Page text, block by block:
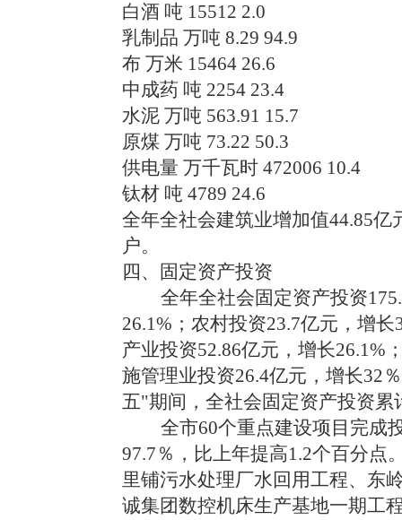
白酒 吨 15512 2.0
乳制品 万吨 8.29 94.9
布 万米 15464 26.6
中成药 吨 2254 23.4
水泥 万吨 563.91 15.7
原煤 万吨 73.22 50.3
供电量 万千瓦时 472006 10.4
钛材 吨 4789 24.6
全年全社会建筑业增加值44.85
户。
四、固定资产投资
全年全社会固定资产投资
26.1%；农村投资23.7亿元，增
产业投资52.86亿元，增长26.1%
施管理业投资26.4亿元，增长32
五"期间，全社会固定资产投资累
全市60个重点建设项目完成
97.7％，比上年提高1.2个百分点
里铺污水处理厂水回用工程、东
诚集团数控机床生产基地一期工